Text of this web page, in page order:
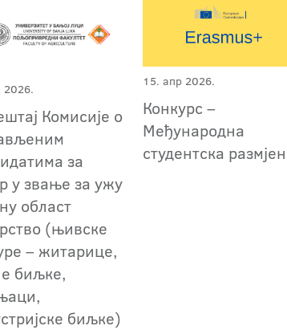
2026.
Комисије о
за
у звање за ужу
област
(њивске
– житарице,
биљке,
биљке)
15. апр 2026.
Конкурс –
Међународна
студентска